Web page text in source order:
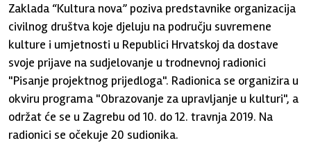
Zaklada “Kultura nova” poziva predstavnike organizacija
civilnog društva koje djeluju na području suvremene
kulture i umjetnosti u Republici Hrvatskoj da dostave
svoje prijave na sudjelovanje u trodnevnoj radionici
"Pisanje projektnog prijedloga". Radionica se organizira u
okviru programa "Obrazovanje za upravljanje u kulturi", a
održat će se u Zagrebu od 10. do 12. travnja 2019. Na
radionici se očekuje 20 sudionika.